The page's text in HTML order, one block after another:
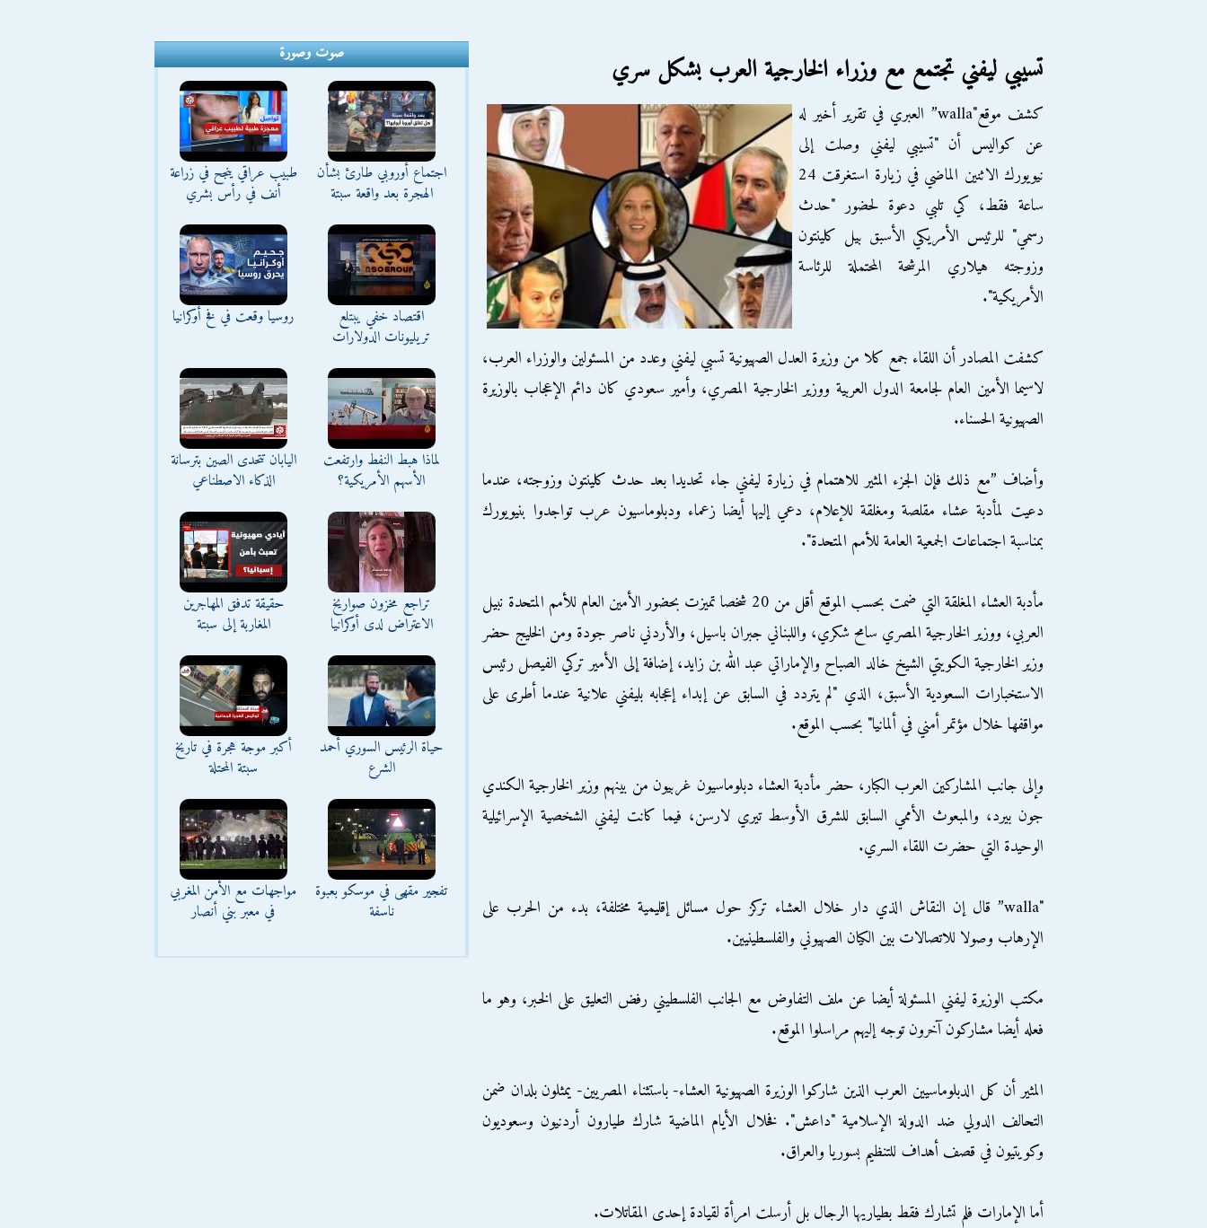
تسيبي ليفني تجتمع مع وزراء الخارجية العرب بشكل سري
كشف موقع"walla” العبري في تقرير أخير له
عن كواليس أن "تسيبي ليفني وصلت إلى
نيويورك الاثنين الماضي في زيارة استغرقت 24
ساعة فقط، كي تلبي دعوة لحضور "حدث
رسمي" للرئيس الأمريكي الأسبق بيل كلينتون
وزوجته هيلاري المرشحة المحتملة للرئاسة
الأمريكية".
كشفت المصادر أن اللقاء جمع كلا من وزيرة العدل الصهيونية تسبي ليفني وعدد من المسئولين والوزراء العرب،
ﻻسيما الأمين العام لجامعة الدول العربية ووزير الخارجية المصري، وأمير سعودي كان دائم الإعجاب بالوزيرة
الصهيونية الحسناء.
وأضاف ”مع ذلك فإن الجزء المثير للاهتمام في زيارة ليفني جاء تحديدا بعد حدث كلينتون وزوجته، عندما
دعيت لمأدبة عشاء مقلصة ومغلقة للإعلام، دعي إليها أيضا زعماء ودبلوماسيون عرب تواجدوا بنيويورك
بمناسبة اجتماعات الجمعية العامة للأمم المتحدة".
مأدبة العشاء المغلقة التي ضمت بحسب الموقع أقل من 20 شخصا تميزت بحضور الأمين العام للأمم المتحدة نبيل
العربي، ووزير الخارجية المصري سامح شكري، واللبناني جبران باسيل، والأردني ناصر جودة ومن الخليج حضر
وزير الخارجية الكويتي الشيخ خالد الصباح والإماراتي عبد الله بن زايد، إضافة إلى الأمير تركي الفيصل رئيس
الاستخبارات السعودية الأسبق، الذي "لم يتردد في السابق عن إبداء إعجابه بليفني علانية عندما أطرى على
مواقفها خلال مؤتمر أمني في ألمانيا" بحسب الموقع.
وإلى جانب المشاركين العرب الكبار، حضر مأدبة العشاء دبلوماسيون غربيون من بينهم وزير الخارجية الكندي
جون بيرد، والمبعوث الأممي السابق للشرق الأوسط تيري لارسن، فيما كانت ليفني الشخصية الإسرائيلية
الوحيدة التي حضرت اللقاء السري.
"walla” قال إن النقاش الذي دار خلال العشاء تركز حول مسائل إقليمية مختلفة، بدء من الحرب على
الإرهاب وصولا للاتصالات بين الكيان الصهيوني والفلسطينيين.
مكتب الوزيرة ليفني المسئولة أيضا عن ملف التفاوض مع الجانب الفلسطيني رفض التعليق على الخبر، وهو ما
فعله أيضا مشاركون آخرون توجه إليهم مراسلوا الموقع.
المثير أن كل الدبلوماسيين العرب الذين شاركوا الوزيرة الصهيونية العشاء- باستثناء المصريين- يمثلون بلدان ضمن
التحالف الدولي ضد الدولة الإسلامية "داعش". فخلال الأيام الماضية شارك طيارون أردنيون وسعوديون
وكويتيون في قصف أهداف للتنظيم بسوريا والعراق.
أما الإمارات فلم تشارك فقط بطياريها الرجال بل أرسلت امرأة لقيادة إحدى المقاتلات.
صوت وصورة
اجتماع أوروبي طارئ بشأن
الهجرة بعد واقعة سبتة
طبيب عراقي ينجح في زراعة
أنف في رأس بشري
اقتصاد خفي يبتلع
تريليونات الدولارات
روسيا وقعت في فخ أوكرانيا
لماذا هبط النفط وارتفعت
الأسهم الأمريكية؟
اليابان تتحدى الصين بترسانة
الذكاء الاصطناعي
تراجع مخزون صواريخ
الاعتراض لدى أوكرانيا
حقيقة تدفق المهاجرين
المغاربة إلى سبتة
حياة الرئيس السوري أحمد
الشرع
أكبر موجة هجرة في تاريخ
سبتة المحتلة
تفجير مقهى في موسكو بعبوة
ناسفة
مواجهات مع الأمن المغربي
في معبر بني أنصار